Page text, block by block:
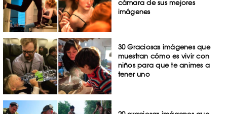
cámara de sus mejores
imágenes
30 Graciosas imágenes que
muestran cómo es vivir con
niños para que te animes a
tener uno